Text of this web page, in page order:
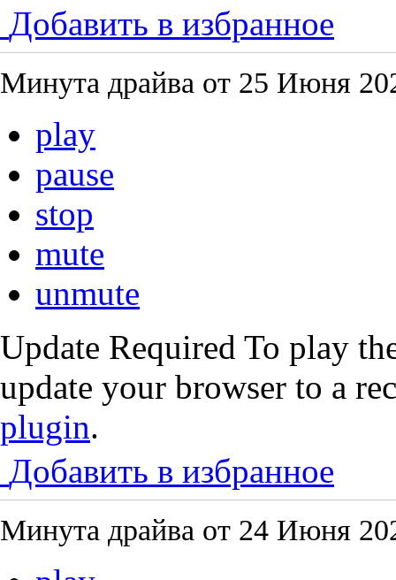
Добавить в избранное
Минута драйва от 25 Июня
play
pause
stop
mute
unmute
Update Required To play
update your browser to a
plugin.
Добавить в избранное
Минута драйва от 24 Июня